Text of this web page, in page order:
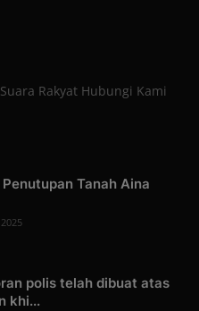
Rakyat Hubungi Kami
Tanah Aina
polis telah dibuat atas
khi...